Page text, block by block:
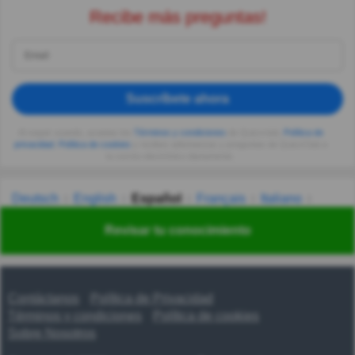
Revisar tu conocimiento
Recibe más preguntas!
Suscríbete ahora
privacidad
Deutsch English Español Français
Italiano
Українська हिन्दी 한국어 汉语
Contáctanos
Política de Privacidad
Términos y condiciones